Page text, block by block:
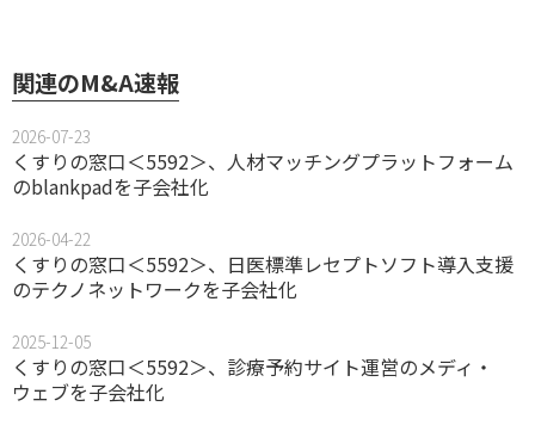
関連のM&A速報
2026-07-23
くすりの窓口＜5592＞、人材マッチングプラットフォーム
のblankpadを子会社化
2026-04-22
くすりの窓口＜5592＞、日医標準レセプトソフト導入支援
のテクノネットワークを子会社化
2025-12-05
くすりの窓口＜5592＞、診療予約サイト運営のメディ・
ウェブを子会社化